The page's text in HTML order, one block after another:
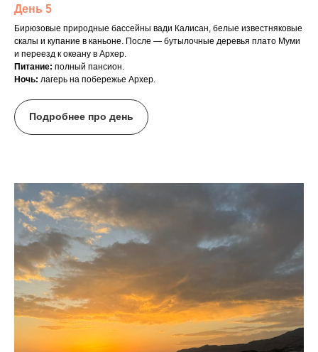
День 5
Бирюзовые природные бассейны вади Калисан, белые известняковые
скалы и купание в каньоне. После — бутылочные деревья плато Муми
и переезд к океану в Архер.
Питание: полный пансион.
Ночь: лагерь на побережье Архер.
Подробнее про день